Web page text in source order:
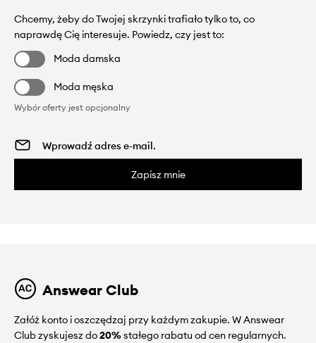
Chcemy, żeby do Twojej skrzynki trafiało tylko to, co
naprawdę Cię interesuje. Powiedz, czy jest to:
Moda damska
Moda męska
Wybór oferty jest opcjonalny
Zapisz mnie
Answear Club
Załóż konto i oszczędzaj przy każdym zakupie. W Answear
Club zyskujesz do20%stałego rabatu od cen regularnych.